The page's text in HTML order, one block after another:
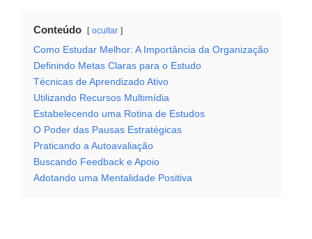
Conteúdo ocultar
Como Estudar Melhor: A Importância da Organização
Definindo Metas Claras para o Estudo
Técnicas de Aprendizado Ativo
Utilizando Recursos Multimídia
Estabelecendo uma Rotina de Estudos
O Poder das Pausas Estratégicas
Praticando a Autoavaliação
Buscando Feedback e Apoio
Adotando uma Mentalidade Positiva